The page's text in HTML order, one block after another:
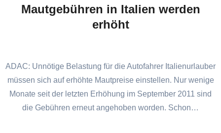
Mautgebühren in Italien werden
erhöht
ADAC: Unnötige Belastung für die Autofahrer Italienurlauber
müssen sich auf erhöhte Mautpreise einstellen. Nur wenige
Monate seit der letzten Erhöhung im September 2011 sind
die Gebühren erneut angehoben worden. Schon…